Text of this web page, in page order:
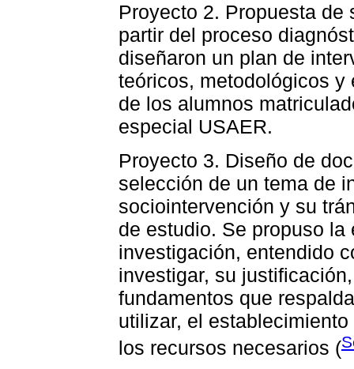
Proyecto 2. Propuesta
partir del proceso
diseñaron un plan de
teóricos, metodológicos
de los alumnos
especial USAER.
Proyecto 3. Diseño de
selección de un tema de
sociointervención y su
de estudio. Se propuso
investigación, entendido
investigar, su
fundamentos que
utilizar, el
los recursos necesarios (